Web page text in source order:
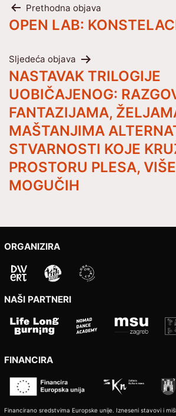
Navigacija
Prethodna objava
OPEN LAB:
Sljedeća objava
NASTAVAK TRILOGIJE
UOBIČAJENOG:
FANTAZIJAMA,
MAŠTANJIMA
STVARNOSTI KOJE
PROSTORU PLESA,
MOGUČIH
ORGANIZIRA
NAŠI PARTNERI
FINANCIRA
Financirano sredstvima Europske unije. Izneseni stavovi i